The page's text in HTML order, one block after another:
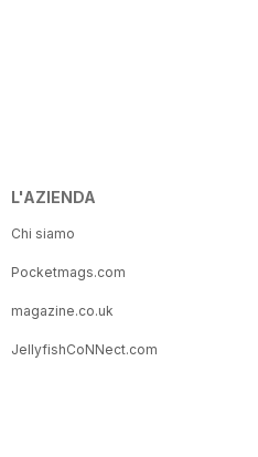
L'AZIENDA
Chi siamo
Pocketmags.com
magazine.co.uk
JellyfishCoNNect.com